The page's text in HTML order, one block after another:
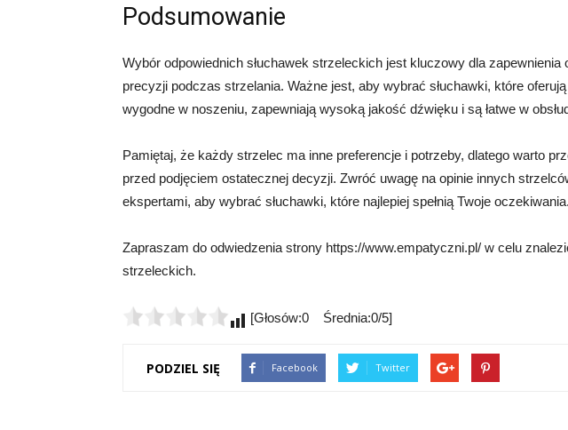
Podsumowanie
Wybór odpowiednich słuchawek strzeleckich jest kluczowy dla zapewnienia
precyzji podczas strzelania. Ważne jest, aby wybrać słuchawki, które
wygodne w noszeniu, zapewniają wysoką jakość dźwięku i są łatwe w
Pamiętaj, że każdy strzelec ma inne preferencje i potrzeby, dlatego warto
przed podjęciem ostatecznej decyzji. Zwróć uwagę na opinie innych
ekspertami, aby wybrać słuchawki, które najlepiej spełnią Twoje oczekiwania.
Zapraszam do odwiedzenia strony https://www.empatyczni.pl/ w celu
strzeleckich.
[Głosów:0 Średnia:0/5]
PODZIEL SIĘ Facebook Twitter